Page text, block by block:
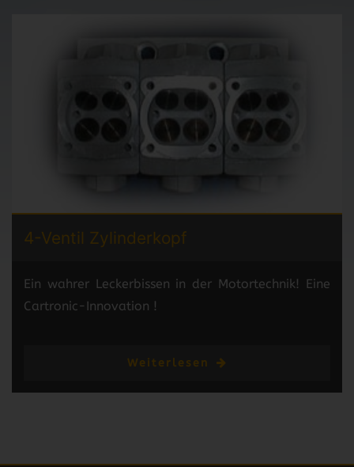
4-Ventil Zylinderkopf
Ein wahrer Leckerbissen in der Motortechnik! Eine
Cartronic-Innovation !
Weiterlesen